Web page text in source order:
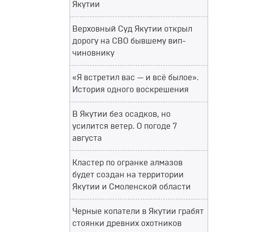
Якутии
Верховный Суд Якутии открыл
дорогу на СВО бывшему вип-
чиновнику
«Я встретил вас — и всё былое».
История одного воскрешения
В Якутии без осадков, но
усилится ветер. О погоде 7
августа
Кластер по огранке алмазов
будет создан на территории
Якутии и Смоленской области
Черные копатели в Якутии грабят
стоянки древних охотников